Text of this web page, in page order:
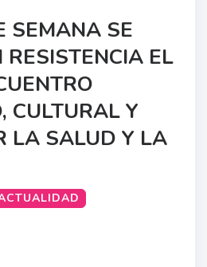
SEMANA SE
EL
CULTURAL Y
LA SALUD Y LA